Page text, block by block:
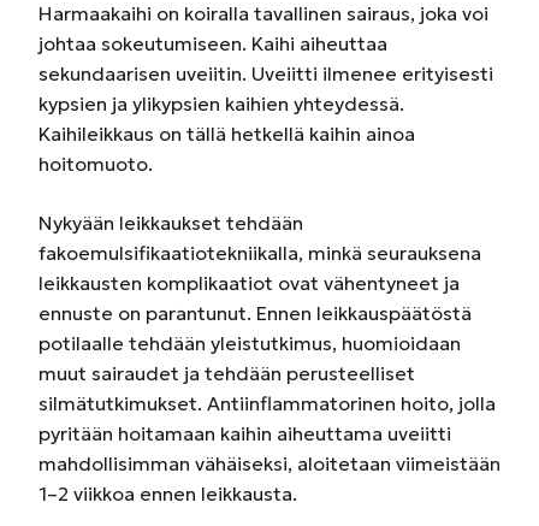
Harmaakaihi on koiralla tavallinen sairaus, joka voi
johtaa sokeutumiseen. Kaihi aiheuttaa
sekundaarisen uveiitin. Uveiitti ilmenee erityisesti
kypsien ja ylikypsien kaihien yhteydessä.
Kaihileikkaus on tällä hetkellä kaihin ainoa
hoitomuoto.
Nykyään leikkaukset tehdään
fakoemulsifikaatiotekniikalla, minkä seurauksena
leikkausten komplikaatiot ovat vähentyneet ja
ennuste on parantunut. Ennen leikkauspäätöstä
potilaalle tehdään yleistutkimus, huomioidaan
muut sairaudet ja tehdään perusteelliset
silmätutkimukset. Antiinflammatorinen hoito, jolla
pyritään hoitamaan kaihin aiheuttama uveiitti
mahdollisimman vähäiseksi, aloitetaan viimeistään
1–2 viikkoa ennen leikkausta.